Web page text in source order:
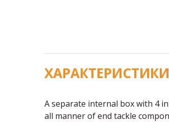
A separate internal box with 4
all manner of end tackle